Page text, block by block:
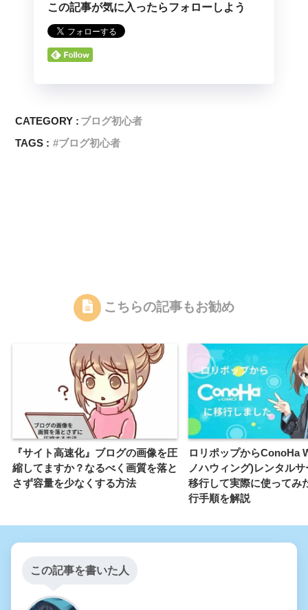
この記事が気に入ったらフォローしよう
CATEGORY : ブログ初心者
TAGS :
ブログ初心者
こちらの記事もお勧め
『サイト高速化』ブログの画像を圧
縮してますか？なるべく画質を落と
さず容量を少なくする方法
ロリポップからConoHa
ノハウィング)レンタル
移行して実際に使ってみ
行手順を解説
この記事を書いた人